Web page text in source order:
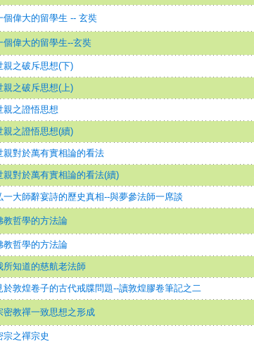
個偉大的留學生 -- 玄奘
個偉大的留學生--玄奘
親之破斥思想(下)
親之破斥思想(上)
親之證悟思想
親之證悟思想(續)
親對於萬有實相論的看法
親對於萬有實相論的看法(續)
一大師辭宴詩的歷史真相--與夢參法師一席談
教哲學的方法論
教哲學的方法論
所知道的慈航老法師
於敦煌卷子的古代戒牒問題--讀敦煌膠卷筆記之二
密教禪一致思想之形成
宗之禪宗史